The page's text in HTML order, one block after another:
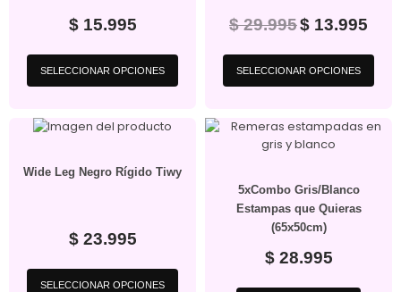
$15.995
SELECCIONAR OPCIONES
$29.995$ 13.995
SELECCIONAR OPCIONES
Wide Leg Negro Rígido Tiwy
$23.995
SELECCIONAR OPCIONES
5xCombo Gris/Blanco
Estampas que Quieras
(65x50cm)
$28.995